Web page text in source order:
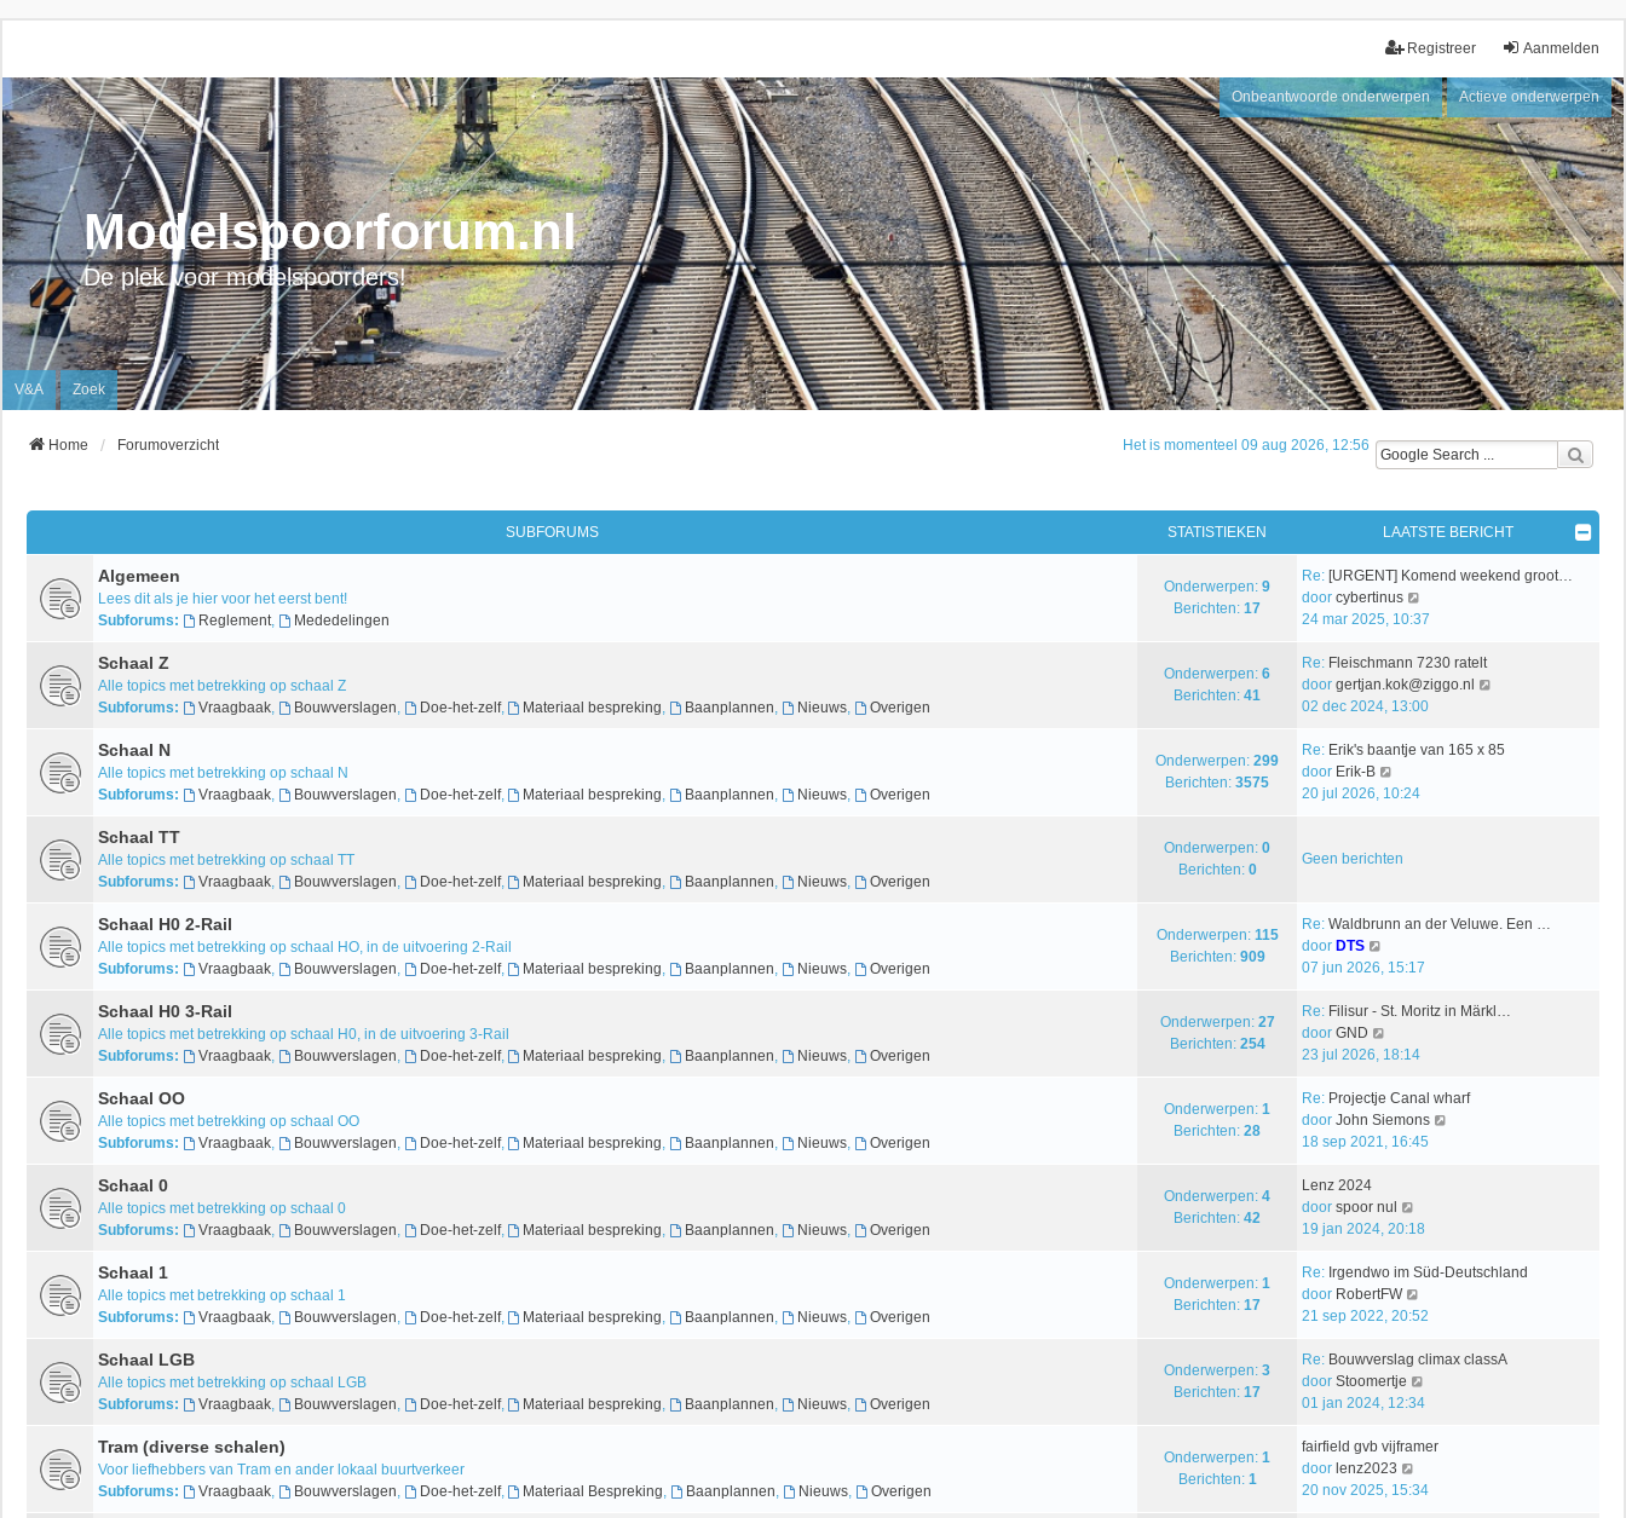
Aanmelden
Registreer
Onbeantwoorde onderwerpen Actieve onderwerpen
Modelspoorforum.nl
De plek voor modelspoorders!
V&A Zoek
Het is momenteel 09 aug 2026, 12:56
Home Forumoverzicht
SUBFORUMS STATISTIEKEN LAATSTE BERICHT
Algemeen
Lees dit als je hier voor het eerst bent!
Subforums:
Reglement, Mededelingen
Onderwerpen: 9
Berichten: 17
Re: [URGENT] Komend weekend groot…
door cybertinus
e
i
j
k
a
r
c
t
24 mar 2025, 10:37
Schaal Z
Alle topics met betrekking op schaal Z
Subforums:
Vraagbaak, Bouwverslagen, Doe-het-zelf, Materiaal bespreking, Baanplannen, Nieuws, Overigen
Onderwerpen: 6
Berichten: 41
Re: Fleischmann 7230 ratelt
door gertjan.kok@ziggo.nl
i
t
r
02 dec 2024, 13:00
Schaal N
Alle topics met betrekking op schaal N
Subforums:
Vraagbaak, Bouwverslagen, Doe-het-zelf, Materiaal bespreking, Baanplannen, Nieuws, Overigen
Onderwerpen: 299
Berichten: 3575
Re: Erik's baantje van 165 x 85
door Erik-B
e
j
a
t
t
b
r
i
c
20 jul 2026, 10:24
Schaal TT
Alle topics met betrekking op schaal TT
Subforums:
Vraagbaak, Bouwverslagen, Doe-het-zelf, Materiaal bespreking, Baanplannen, Nieuws, Overigen
Onderwerpen: 0
Berichten: 0
Geen berichten
Schaal H0 2-Rail
Alle topics met betrekking op schaal HO, in de uitvoering 2-Rail
Subforums:
Vraagbaak, Bouwverslagen, Doe-het-zelf, Materiaal bespreking, Baanplannen, Nieuws, Overigen
Onderwerpen: 115
Berichten: 909
Re: Waldbrunn an der Veluwe. Een …
door DTS
e
i
j
k
a
a
e
b
r
i
c
t
07 jun 2026, 15:17
Schaal H0 3-Rail
Alle topics met betrekking op schaal H0, in de uitvoering 3-Rail
Subforums:
Vraagbaak, Bouwverslagen, Doe-het-zelf, Materiaal bespreking, Baanplannen, Nieuws, Overigen
Onderwerpen: 27
Berichten: 254
Re: Filisur - St. Moritz in Märkl…
door GND
e
j
k
a
t
t
e
b
r
i
c
t
23 jul 2026, 18:14
Schaal OO
Alle topics met betrekking op schaal OO
Subforums:
Vraagbaak, Bouwverslagen, Doe-het-zelf, Materiaal bespreking, Baanplannen, Nieuws, Overigen
Onderwerpen: 1
Berichten: 28
Re: Projectje Canal wharf
door John Siemons
a
t
18 sep 2021, 16:45
Schaal 0
Alle topics met betrekking op schaal 0
Subforums:
Vraagbaak, Bouwverslagen, Doe-het-zelf, Materiaal bespreking, Baanplannen, Nieuws, Overigen
Onderwerpen: 4
Berichten: 42
Lenz 2024
door spoor nul
e
i
j
k
a
a
t
t
b
19 jan 2024, 20:18
Schaal 1
Alle topics met betrekking op schaal 1
Subforums:
Vraagbaak, Bouwverslagen, Doe-het-zelf, Materiaal bespreking, Baanplannen, Nieuws, Overigen
Onderwerpen: 1
Berichten: 17
Re: Irgendwo im Süd-Deutschland
door RobertFW
e
i
j
k
a
t
21 sep 2022, 20:52
Schaal LGB
Alle topics met betrekking op schaal LGB
Subforums:
Vraagbaak, Bouwverslagen, Doe-het-zelf, Materiaal bespreking, Baanplannen, Nieuws, Overigen
Onderwerpen: 3
Berichten: 17
Re: Bouwverslag climax classA
door Stoomertje
e
i
k
01 jan 2024, 12:34
Tram (diverse schalen)
Voor liefhebbers van Tram en ander lokaal buurtverkeer
Subforums:
Vraagbaak, Bouwverslagen, Doe-het-zelf, Materiaal Bespreking, Baanplannen, Nieuws, Overigen
Onderwerpen: 1
Berichten: 1
fairfield gvb vijframer
door lenz2023
e
20 nov 2025, 15:34